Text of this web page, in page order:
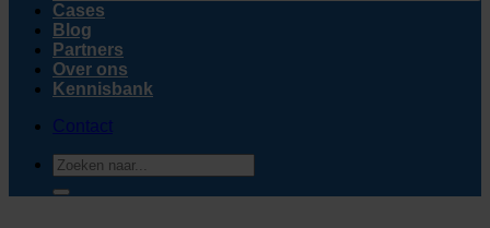
Cases
Blog
Partners
Over ons
Kennisbank
Contact
Zoeken
naar: